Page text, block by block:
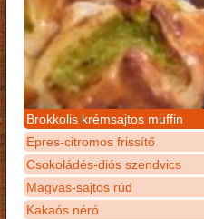
Brokkolis krémsajtos muffin
Epres-citromos frissítő
Csokoládés-diós szendvics
Magvas-sajtos rúd
Kakaós néró